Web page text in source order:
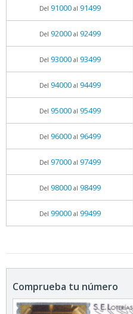
Del 91000al 91499
Del 92000al 92499
Del 93000al 93499
Del 94000al 94499
Del 95000al 95499
Del 96000al 96499
Del 97000al 97499
Del 98000al 98499
Del 99000al 99499
Comprueba tu número